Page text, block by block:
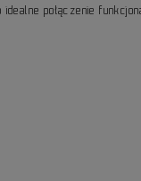
połączenie